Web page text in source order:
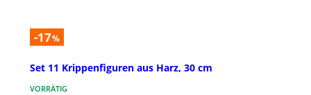
-17%
Set 11 Krippenfiguren aus Harz, 30 cm
VORRÄTIG